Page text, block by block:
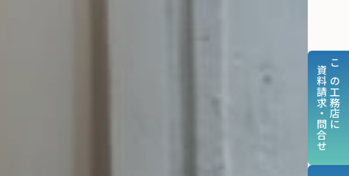
この工務店に
資料請求・問合せ